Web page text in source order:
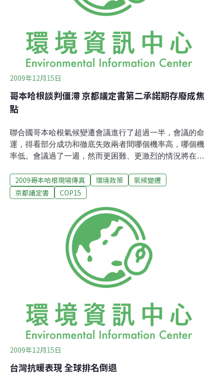
2009年12月15日
哥本哈根談判僵滯 京都議定書第二承諾期存廢成焦
點
聯合國哥本哈根氣候變遷會議進行了超過一半，會議的命
運，得看部分成功和徹底失敗兩者間哪個機率高，哪個機
率低。會議過了一週，然而更困難、更激烈的情況將在第
人期待這些首長能提出一份「有共識的結果」或共同準備
的宣言。不過照談判進行的狀況，比較有可能的是，政治
未獲解決，特別是這幾天出現最大的議題－－未來全球氣
候協議體制。已開發國家，尤其是日本和歐盟，堅持新的
協定必須取代京都議定書。目前除了美國，幾乎所有簽署
UNFCCC（氣候變遷綱要公約）的國均批准了京都議定
書。但由於美國不打算簽署京都議定書，其他已開發國家
便希望以另外的協定納入美國；不過，這將要求發展中國
家必須在其減量上有所作為。開發中國家無法接受，因為
定加諸於已開發國家，要求其減量。此外，在京都
2009哥本哈根現場傳真 環境政策
氣候變遷
京都議定書
COP15
2009年12月15日
台灣抗暖表現 全球排名倒退